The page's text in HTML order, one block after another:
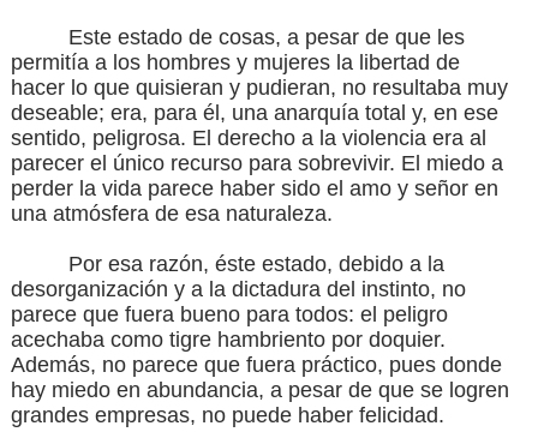
Este estado de cosas, a pesar de que les
permitía a los hombres y mujeres la libertad de
hacer lo que quisieran y pudieran, no resultaba muy
deseable; era, para él, una anarquía total y, en ese
sentido, peligrosa. El derecho a la violencia era al
parecer el único recurso para sobrevivir. El miedo a
perder la vida parece haber sido el amo y señor en
una atmósfera de esa naturaleza.
Por esa razón, éste estado, debido a la
desorganización y a la dictadura del instinto, no
parece que fuera bueno para todos: el peligro
acechaba como tigre hambriento por doquier.
Además, no parece que fuera práctico, pues donde
hay miedo en abundancia, a pesar de que se logren
grandes empresas, no puede haber felicidad.